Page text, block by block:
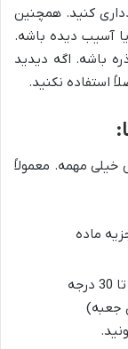
کنید. همچنین
آسیب دیده باشه.
باشه. اگه دیدید
استفاده نکنید.
خیلی مهمه. معمولاً
ماده
معمولاً تو دمای اتاق (بین 15 تا 30 درجه
جعبه)